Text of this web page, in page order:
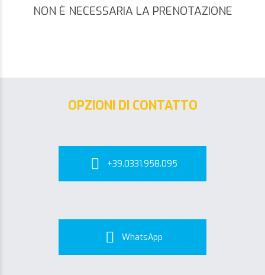
NON È NECESSARIA LA PRENOTAZIONE
OPZIONI DI CONTATTO
+39.0331.958.095
WhatsApp